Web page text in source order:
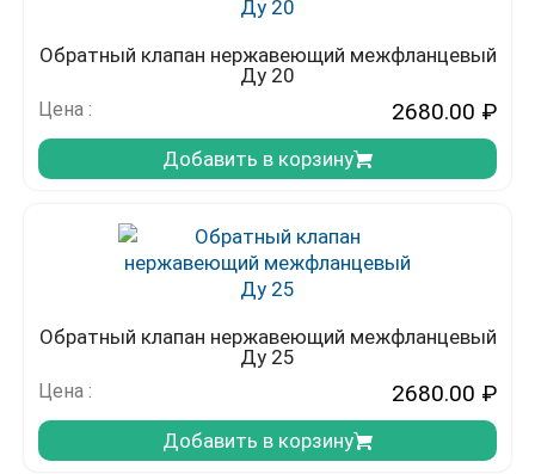
Обратный клапан нержавеющий межфланцевый
Ду 20
Цена : 2680.00 ₽
Добавить в корзину
Обратный клапан нержавеющий межфланцевый
Ду 25
Цена : 2680.00 ₽
Добавить в корзину